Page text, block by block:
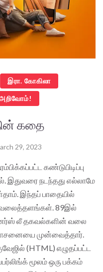
இரா. கோகிலா
கதை
29, 2023
கண்டுபிடிப்பு
இதுவரை நடந்தது எல்லாமே
இந்தப் பாதையில்
89இல்
லீ தகவல்களின் வலை
முன்வைத்தார்.
(HTML) எழுதப்பட்ட
மூலம் ஒரு பக்கம்